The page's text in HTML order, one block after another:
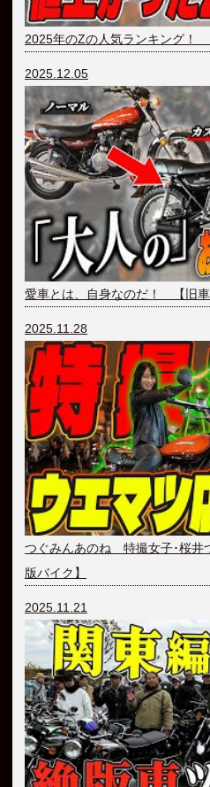
2025年のZの人気ランキング！
2025.12.05
愛車とは、自身なのだ！ 【旧車/
2025.11.28
つぐみんあのね 特撮女子･桜
版バイク】
2025.11.21